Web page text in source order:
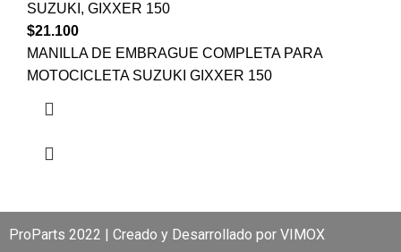
SUZUKI , GIXXER 150
$21.100
MANILLA DE EMBRAGUE COMPLETA PARA
MOTOCICLETA SUZUKI GIXXER 150
ProParts 2022 | Creado y Desarrollado por VIMOX